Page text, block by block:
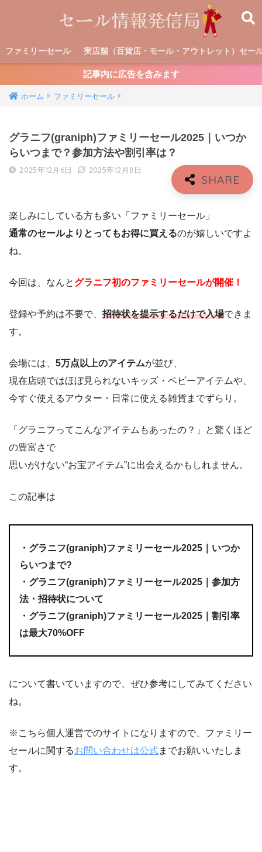
ファミリーセール 実店舗（百貨店・モール・アウトレット）セー
記事内に広告を含みます
ホーム ファミリーセール
グラニフ(graniph)ファミリーセール2025｜いつか
らいつまで？参加方法や割引率は？
2025年12月6日 2025年12月8日
楽しみにしている方も多い「ファミリーセール」
通常のセールよりとってもお得に買えるのが嬉しいですよ
ね。
今回は、なんと グラニフ初のファミリーセールが開催！
登録や予約は不要で、 招待状を提示するだけで入場できま
す。
会場には、 5万点以上のアイテムが並び、
現在店頭ではほぼ見られないキッズ・ベビーアイテムや、
今すぐ使えるアウター・日常に使える雑貨までずらり。
「グラニフってこんなアイテムもあったの？」と驚くほど
の豊富さで
思いがけない“お宝アイテム”に出会えるかもしれません。
この記事は
・グラニフ(graniph)ファミリーセール2025｜いつか
らいつまで?
・グラニフ(graniph)ファミリーセール2025｜参加方
法・招待状について
・グラニフ(graniph)ファミリーセール2025｜割引率
は最大70%OFF
について書いていますので、ぜひ参考にしてみてください
ね。
※こちら個人運営でのサイトになりますので、ファミリー
セールに関するお問い合わせは公式までお願いいたしま
す。